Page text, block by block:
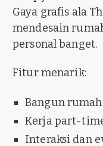
Gaya grafis ala
mendesain
personal banget.
Fitur menarik:
Bangun
Kerja part-
Interaksi dan